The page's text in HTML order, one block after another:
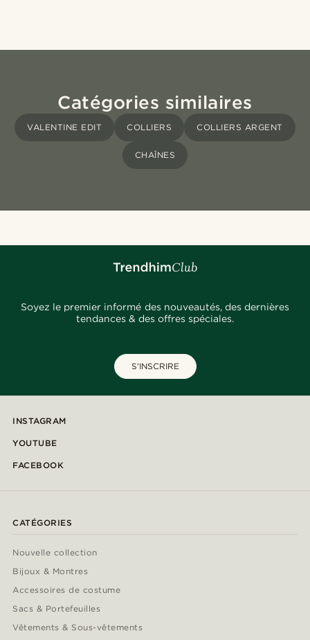
Catégories similaires
VALENTINE EDIT COLLIERS COLLIERS ARGENT
CHAÎNES
Soyez le premier informé des nouveautés, des dernières
tendances & des offres spéciales.
S'INSCRIRE
INSTAGRAM
YOUTUBE
FACEBOOK
CATÉGORIES
Nouvelle collection
Bijoux & Montres
Accessoires de costume
Sacs & Portefeuilles
Vêtements & Sous-vêtements